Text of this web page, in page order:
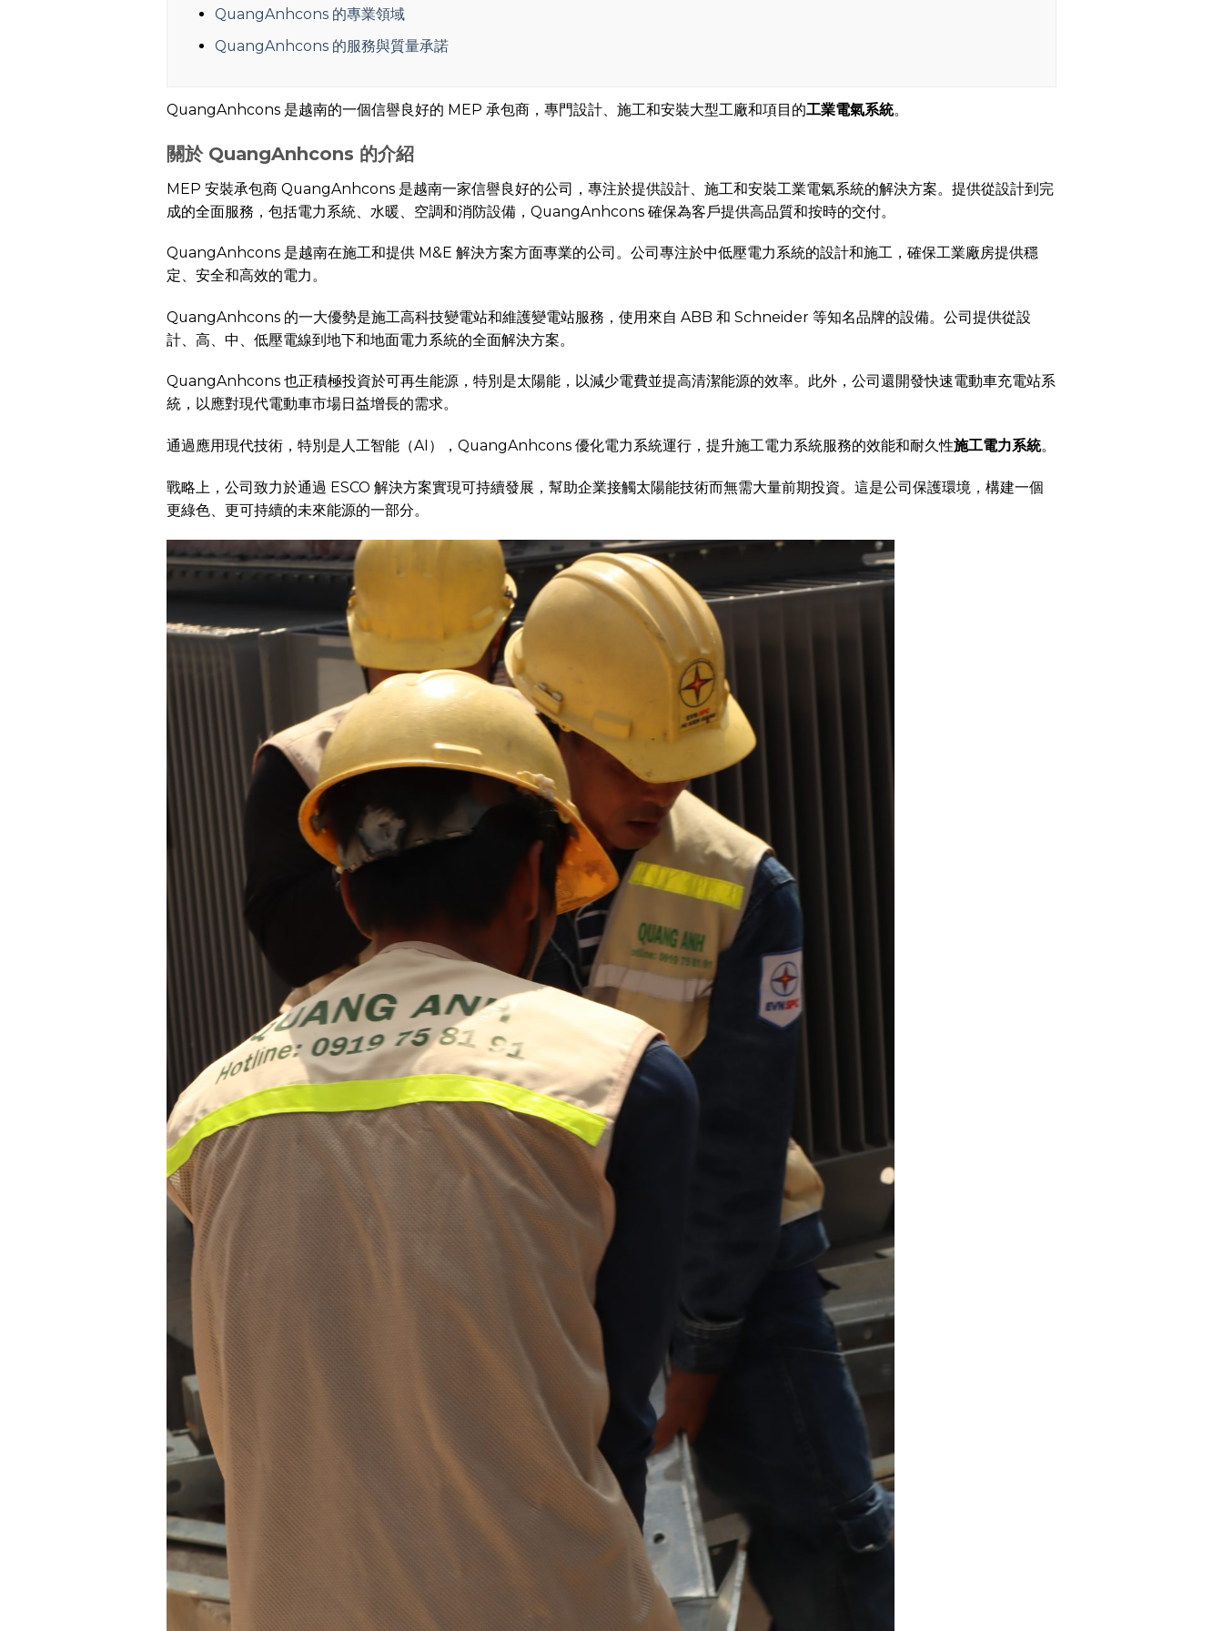
QuangAnhcons 的專業領域
QuangAnhcons 的服務與質量承諾
QuangAnhcons 是越南的一個信譽良好的 MEP 承包商，專門設計、施工和安裝大型工廠和項目的工業電氣系統。
關於 QuangAnhcons 的介紹
MEP 安裝承包商 QuangAnhcons 是越南一家信譽良好的公司，專注於提供設計、施工和安裝工業電氣系統的解決方案。提供從設計到完
成的全面服務，包括電力系統、水暖、空調和消防設備，QuangAnhcons 確保為客戶提供高品質和按時的交付。
QuangAnhcons 是越南在施工和提供 M&E 解決方案方面專業的公司。公司專注於中低壓電力系統的設計和施工，確保工業廠房提供穩
定、安全和高效的電力。
QuangAnhcons 的一大優勢是施工高科技變電站和維護變電站服務，使用來自 ABB 和 Schneider 等知名品牌的設備。公司提供從設
計、高、中、低壓電線到地下和地面電力系統的全面解決方案。
QuangAnhcons 也正積極投資於可再生能源，特別是太陽能，以減少電費並提高清潔能源的效率。此外，公司還開發快速電動車充電站系
統，以應對現代電動車市場日益增長的需求。
通過應用現代技術，特別是人工智能（AI），QuangAnhcons 優化電力系統運行，提升施工電力系統服務的效能和耐久性施工電力系統。
戰略上，公司致力於通過 ESCO 解決方案實現可持續發展，幫助企業接觸太陽能技術而無需大量前期投資。這是公司保護環境，構建一個
更綠色、更可持續的未來能源的一部分。